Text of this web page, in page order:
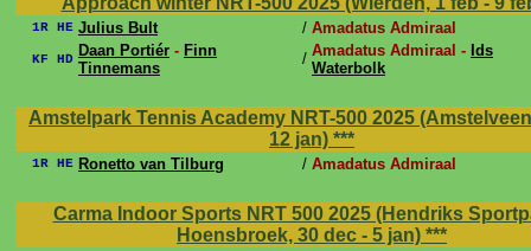
1R HE Julius Bult / Amadatus Admiraal
KF HD Daan Portiér - Finn
Tinnemans
/ Amadatus Admiraal - Ids
Waterbolk
Amstelpark Tennis Academy NRT-500 2025
12 jan) ***
1R HE Ronetto van Tilburg / Amadatus Admiraal
Carma Indoor Sports NRT 500 2025 (Hendriks
Hoensbroek, 30 dec - 5 jan) ***